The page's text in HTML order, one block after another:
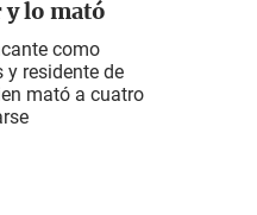
y lo mató
como
y residente de
mató a cuatro